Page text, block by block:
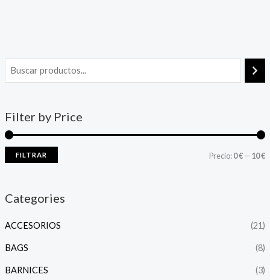
Filter by Price
FILTRAR Precio:0 €—10 €
Categories
ACCESORIOS (21)
BAGS (8)
BARNICES (3)